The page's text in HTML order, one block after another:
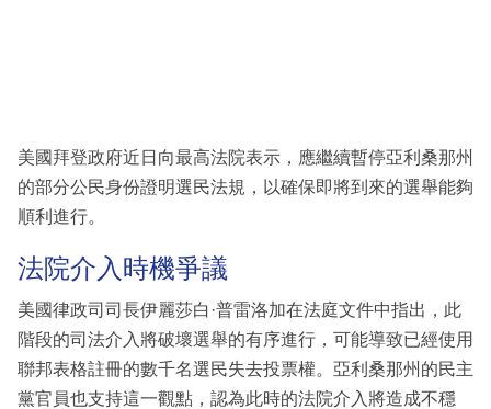
區
美國拜登政府近日向最高法院表示，應繼續暫停亞利桑那州
的部分公民身份證明選民法規，以確保即將到來的選舉能夠
順利進行。
法院介入時機爭議
美國律政司司長伊麗莎白·普雷洛加在法庭文件中指出，此
階段的司法介入將破壞選舉的有序進行，可能導致已經使用
聯邦表格註冊的數千名選民失去投票權。亞利桑那州的民主
黨官員也支持這一觀點，認為此時的法院介入將造成不穩